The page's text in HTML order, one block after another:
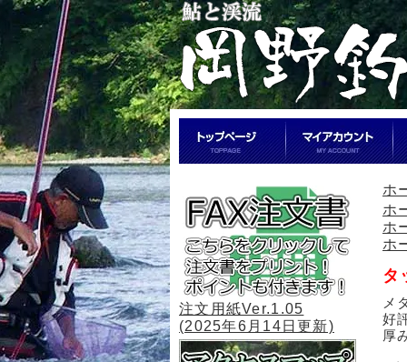
注文用紙Ver.1.05
(2025年6月14日更新)
ホ
ホ
ホ
ホ
タ
メ
好
厚